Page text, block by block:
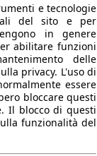
e tecnologie
del sito e per
in genere
abilitare funzioni
delle
privacy. L'uso di
essere
bloccare questi
Il blocco di questi
funzionalità del